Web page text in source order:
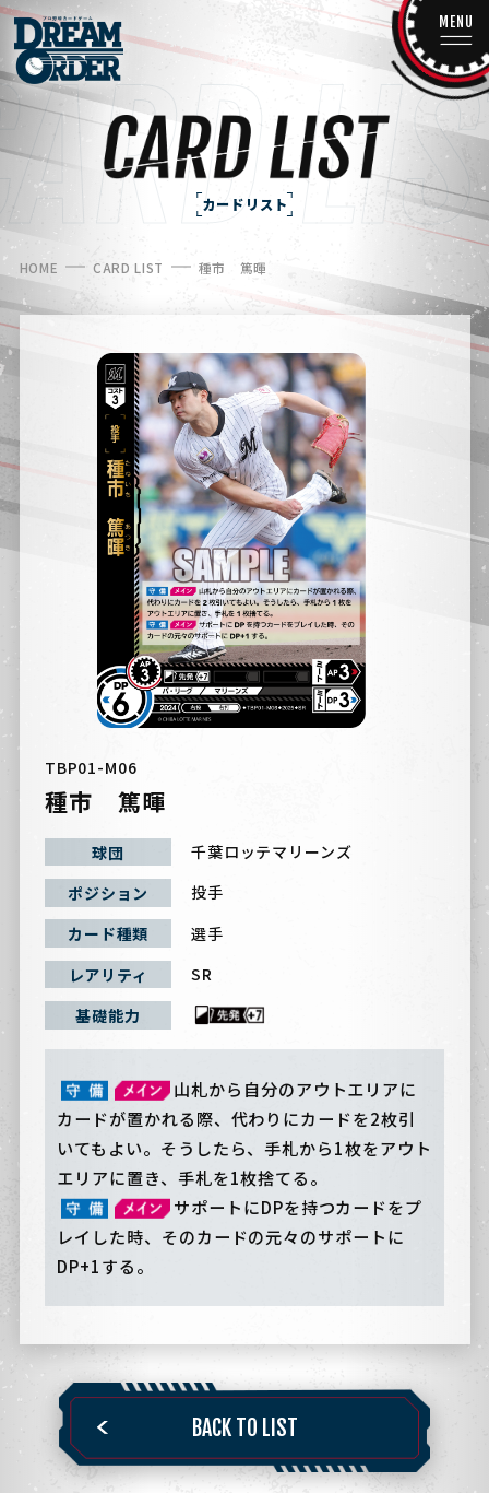
MENU
カードリスト
HOME CARD LIST 種市 篤暉
TBP01-M06
種市 篤暉
球団
千葉ロッテマリーンズ
ポジション
投手
カード種類
選手
レアリティ
SR
基礎能力
山札から自分のアウトエリアに
カードが置かれる際、代わりにカードを2枚引
いてもよい。そうしたら、手札から1枚をアウト
エリアに置き、手札を1枚捨てる。
サポートにDPを持つカードをプ
レイした時、そのカードの元々のサポートに
DP+1する。
BACK TO LIST